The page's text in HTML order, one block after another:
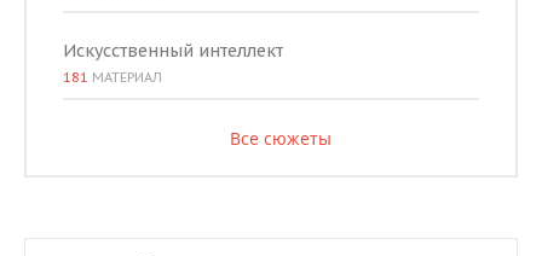
Искусственный интеллект
181 МАТЕРИАЛ
Все сюжеты